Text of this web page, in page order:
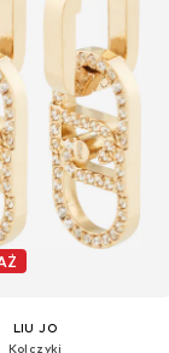
LIU JO
Kolczyki